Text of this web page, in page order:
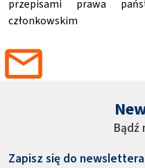
przepisami prawa
członkowskim
Bądź
Zapisz się do newslettera